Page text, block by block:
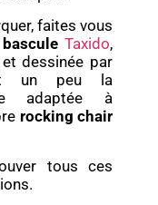
faites vous
Taxido,
dessinée par
un peu la
adaptée à
rocking chair
tous ces